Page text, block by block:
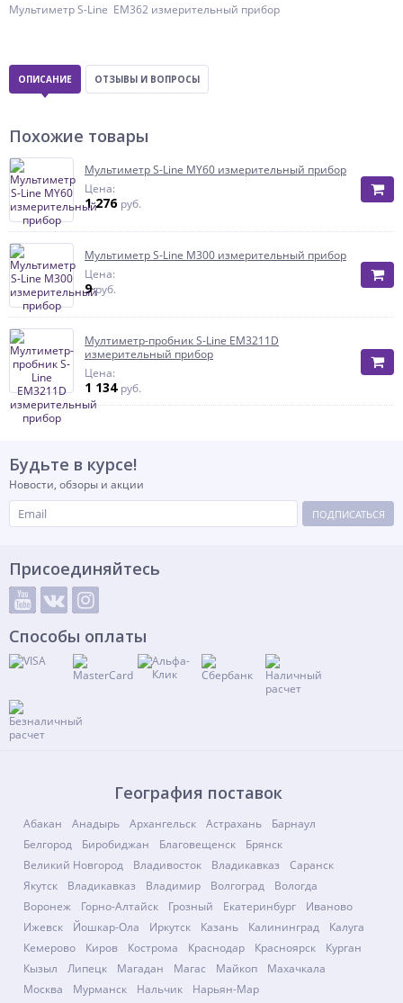
Mультиметр S-Line EM362 измерительный прибор
ОПИСАНИЕ ОТЗЫВЫ И ВОПРОСЫ
Похожие товары
Mультиметр S-Line MY60 измерительный прибор
Цена:
1 276 руб.
Mультиметр S-Line M300 измерительный прибор
Цена:
9руб.
Мултиметр-пробник S-Line EM3211D
измерительный прибор
Цена:
1 134 руб.
Будьте в курсе!
Новости, обзоры и акции
ПОДПИСАТЬСЯ
Присоединяйтесь
Способы оплаты
География поставок
Абакан Анадырь Архангельск Астрахань
Барнаул
Белгород
Биробиджан Благовещенск
Брянск
Великий Новгород
Владивосток Владикавказ
Саранск
Якутск
Владикавказ Владимир Волгоград
Вологда
Воронеж
Горно-Алтайск Грозный Екатеринбург
Иваново
Ижевск
Йошкар-Ола Иркутск Казань Калининград
Калуга
Кемерово
Киров Кострома Краснодар Красноярск
Курган
Кызыл
Липецк Магадан Магас Майкоп
Махачкала
Москва
Мурманск Нальчик
Нарьян-Мар